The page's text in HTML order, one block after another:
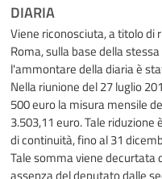
DIARIA
Viene riconosciuta, a titolo di
Roma, sulla base della
l'ammontare della diaria è
Nella riunione del 27 luglio
500 euro la misura mensile
3.503,11 euro. Tale
di continuità, fino al 31
Tale somma viene decurtata
assenza del deputato dalle